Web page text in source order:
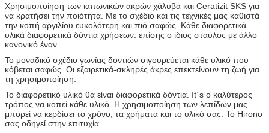
Χρησιμοποίηση των ιαπωνικών ακρών χάλυβα και Ceratizit SKS για
να κρατήσει την ποιότητα. Με το σχέδιο και τις τεχνικές μας καθιστά
την κοπή αργιλίου ευκολότερη και πιό σαφώς. Κάθε διαφορετικά
υλικά διαφορετικά δόντια χρήσεων. επίσης ο ίδιος σταύλος με άλλο
κανονικό έναν.
Το μοναδικό σχέδιο γωνίας δοντιών σιγουρεύεται κάθε υλικό που
κόβεται σαφώς. Οι εξαιρετικά-σκληρές άκρες επεκτείνουν τη ζωή για
τη χρησιμοποίηση.
Το διαφορετικό υλικό θα είναι διαφορετικά δόντια. Itˊs ο καλύτερος
τρόπος να κοπεί κάθε υλικό. Η χρησιμοποίηση των λεπίδων μας
μπορεί να κερδίσει το χρόνο, τα χρήματα και το υλικό σας. Το Hirono
σας οδηγεί στην επιτυχία.